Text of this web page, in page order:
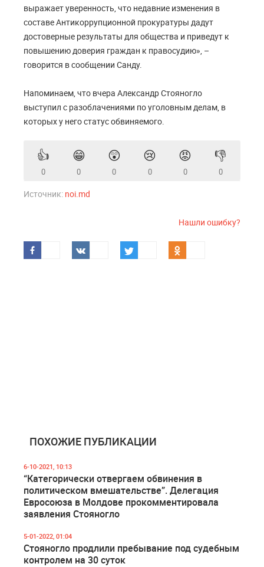
выражает уверенность, что недавние изменения в
составе Антикоррупционной прокуратуры дадут
достоверные результаты для общества и приведут к
повышению доверия граждан к правосудию», –
говорится в сообщении Санду.
Напоминаем, что вчера Александр Стояногло
выступил с разоблачениями по уголовным делам, в
которых у него статус обвиняемого.
👍
0
😁
0
😲
0
😢
0
😡
0
👎
0
Источник: noi.md
Нашли ошибку?
ПОХОЖИЕ ПУБЛИКАЦИИ
6-10-2021, 10:13
“Категорически отвергаем обвинения в
политическом вмешательстве”. Делегация
Евросоюза в Молдове прокомментировала
заявления Стояногло
5-01-2022, 01:04
Стояногло продлили пребывание под судебным
контролем на 30 суток